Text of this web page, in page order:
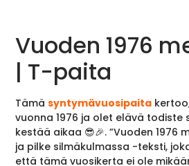
Vuoden 1976
| T-paita
Tämäsyntymävuosipaita
vuonna 1976 ja olet elävä todiste
kestää aikaa 😎🎉. ”Vuoden 1976
ja pilke silmäkulmassa -teksti,
että tämä vuosikerta ei ole